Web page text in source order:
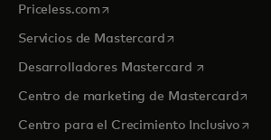
Priceless.com se abre en una pestaña
Servicios de Mastercardse abre en una
Desarrolladores Mastercard se abre en
Centro de marketing de Mastercardse
Centro para el Crecimiento Inclusivose